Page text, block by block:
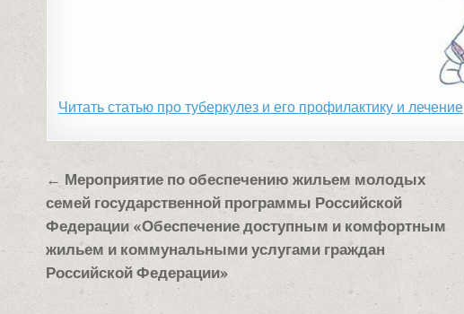
Читать статью про туберкулез и его профилактику и лечение
Навигация
по
записям
← Мероприятие по обеспечению жильем молодых
семей государственной программы Российской
Федерации «Обеспечение доступным и комфортным
жильем и коммунальными услугами граждан
Российской Федерации»